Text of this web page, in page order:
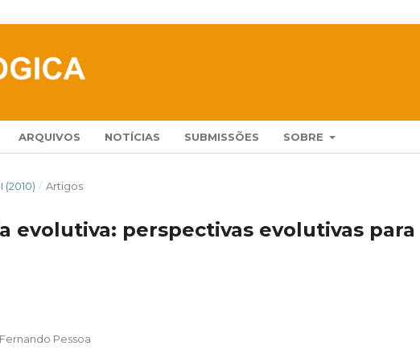
ARQUIVOS NOTÍCIAS SUBMISSÕES SOBRE
(2010) / Artigos
evolutiva: perspectivas evolutivas para
Pessoa